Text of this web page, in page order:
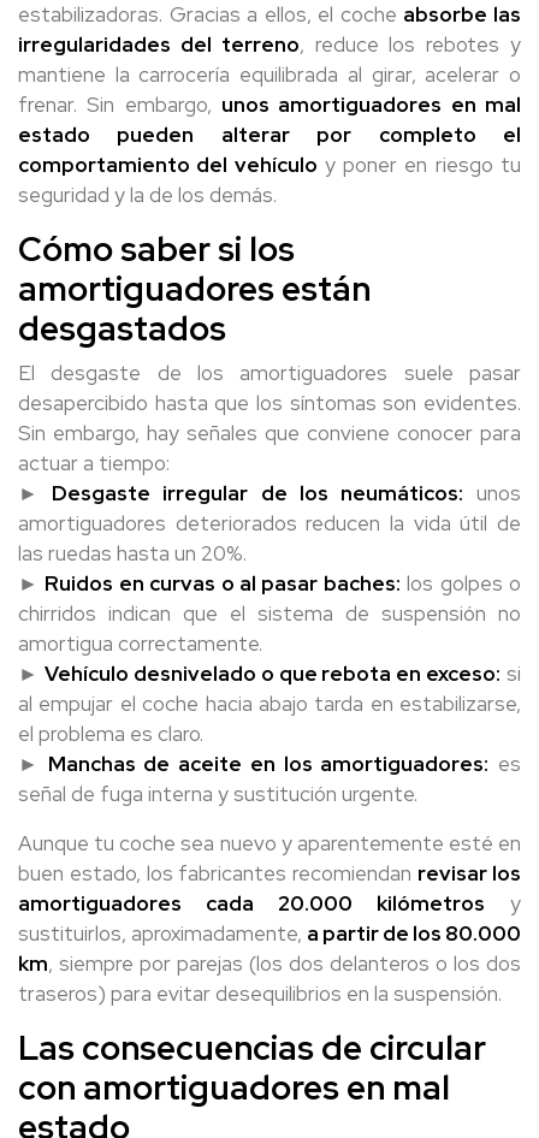
estabilizadoras. Gracias a ellos, el coche absorbe las
irregularidades del terreno, reduce los rebotes y
mantiene la carrocería equilibrada al girar, acelerar o
frenar. Sin embargo, unos amortiguadores en mal
estado pueden alterar por completo el
comportamiento del vehículo y poner en riesgo tu
seguridad y la de los demás.
Cómo saber si los
amortiguadores están
desgastados
El desgaste de los amortiguadores suele pasar
desapercibido hasta que los síntomas son evidentes.
Sin embargo, hay señales que conviene conocer para
actuar a tiempo:
► Desgaste irregular de los neumáticos: unos
amortiguadores deteriorados reducen la vida útil de
las ruedas hasta un 20%.
► Ruidos en curvas o al pasar baches: los golpes o
chirridos indican que el sistema de suspensión no
amortigua correctamente.
► Vehículo desnivelado o que rebota en exceso: si
al empujar el coche hacia abajo tarda en estabilizarse,
el problema es claro.
► Manchas de aceite en los amortiguadores: es
señal de fuga interna y sustitución urgente.
Aunque tu coche sea nuevo y aparentemente esté en
buen estado, los fabricantes recomiendan revisar los
amortiguadores cada 20.000 kilómetros y
sustituirlos, aproximadamente, a partir de los 80.000
km, siempre por parejas (los dos delanteros o los dos
traseros) para evitar desequilibrios en la suspensión.
Las consecuencias de circular
con amortiguadores en mal
estado